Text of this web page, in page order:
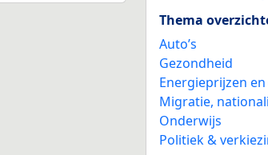
Thema
Auto’s
Gezondheid
Energieprijzen
Migratie,
Onderwijs
Politiek &